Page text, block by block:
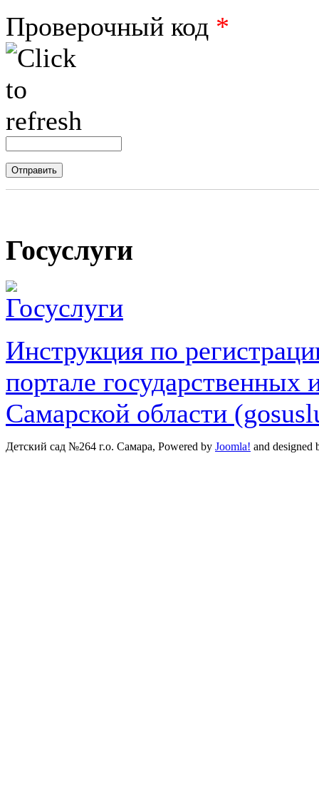
Проверочный код *
Госуслуги
Инструкция по
портале
Самарской области
Детский сад №264 г.о. Самара, Powered by Joomla! and designed